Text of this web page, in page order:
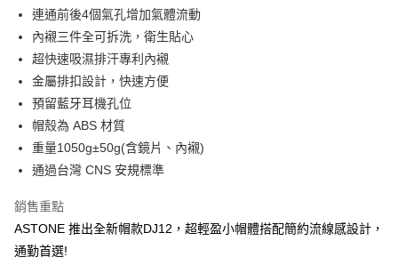
全家取貨付款(安全帽一頂以上請選宅配)
每筆NT$60，滿NT$1,000(含以上)免運費
7-11取貨付款(安全帽一頂以上請選宅配)
每筆NT$60，滿NT$1,000(含以上)免運費
宅配
每筆NT$100，滿NT$1,000(含以上)免運費
連通前後4個氣孔增加氣體流動
內襯三件全可拆洗，衛生貼心
超快速吸濕排汗專利內襯
金屬排扣設計，快速方便
預留藍牙耳機孔位
帽殼為 ABS 材質
重量1050g±50g(含鏡片、內襯)
通過台灣 CNS 安規標準
銷售重點
ASTONE 推出全新帽款DJ12，超輕盈小帽體搭配簡約流線感設計，
通勤首選!